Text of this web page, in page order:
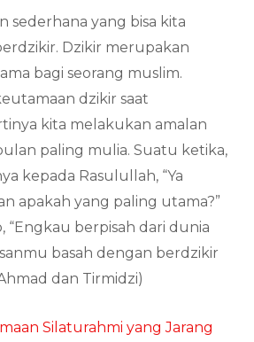
sederhana yang bisa kita
Dzikir merupakan
bagi seorang muslim.
dzikir saat
kita melakukan amalan
paling mulia. Suatu ketika,
kepada Rasulullah, “Ya
apakah yang paling utama?”
“Engkau berpisah dari dunia
basah dengan berdzikir
dan Tirmidzi)
Silaturahmi yang Jarang